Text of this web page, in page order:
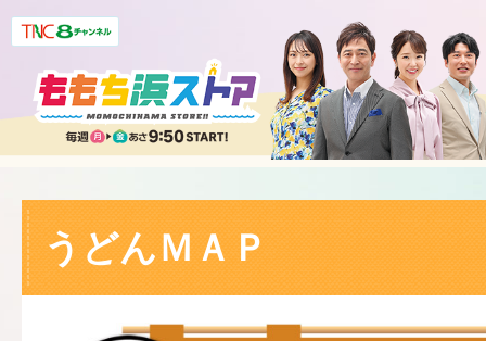
うどんＭＡＰ